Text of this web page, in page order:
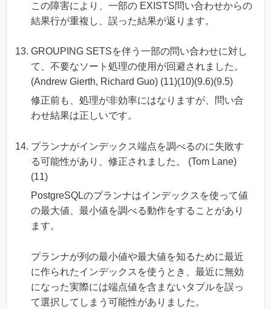
この障害により、一部の EXISTS問い合わせからの
結果行が重複し、誤った結果が返ります。
GROUPING SETSを伴う一部の問い合わせに対し
て、不要なソート処理の使用が回避されました。
(Andrew Gierth, Richard Guo) (11)(10)(9.6)(9.5)
修正前も、処理が非効率にはなりますが、問い合
わせ結果は正しいです。
プランナがインデックス端点を調べるのに失敗す
る可能性があり、修正されました。 (Tom Lane)
(11)
PostgreSQLのプランナはインデックスを使って値
の最大値、最小値を調べる動作をすることがあり
ます。
プランナが列の最小値や最大値を知るために最近
に作られたインデックスを使うとき、最近に無効
になった実際には端点値を含まないタプルを誤っ
て選択してしまう可能性がありました。